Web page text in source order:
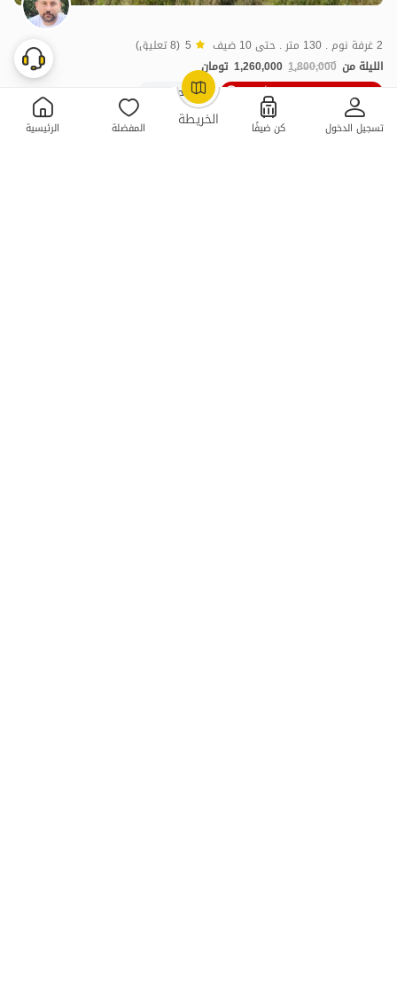
الخريطة تسجيل الدخول كن ضيفًا المفضلة الرئيسية
OpenStreetMap
2 غرفة نوم . 130 متر . حتى 10 ضيف 5 (8 تعليق)
الليلة من 1,800,000
1,260,000 تومان
30٪ خصم في اللحظة الأخيرة
10+ حجز ناجح